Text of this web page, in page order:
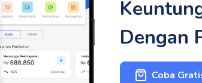
Dengan
Coba